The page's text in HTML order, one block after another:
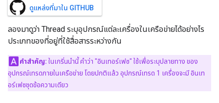
ดูแหล่งที่มาใน GITHUB
ลองมาดูว่า Thread ระบุอุปกรณ์แต่ละเครื่องในเครือข่ายได้อย่างไร
ประเภทของที่อยู่ที่ใช้สื่อสารระหว่างกัน
คำสำคัญ: ในเกริ่นนำนี้ คำว่า "อินเทอร์เฟซ" ใช้เพื่อระบุปลายทาง ของ
อุปกรณ์เทรดภายในเครือข่าย โดยปกติแล้ว อุปกรณ์เทรด 1 เครื่องจะมี อินเท
อร์เฟซชุดข้อความเดียว